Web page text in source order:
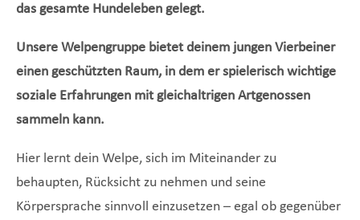
das gesamte Hundeleben gelegt.
Unsere Welpengruppe bietet deinem jungen Vierbeiner
einen geschützten Raum, in dem er spielerisch wichtige
soziale Erfahrungen mit gleichaltrigen Artgenossen
sammeln kann.
Hier lernt dein Welpe, sich im Miteinander zu
behaupten, Rücksicht zu nehmen und seine
Körpersprache sinnvoll einzusetzen – egal ob gegenüber